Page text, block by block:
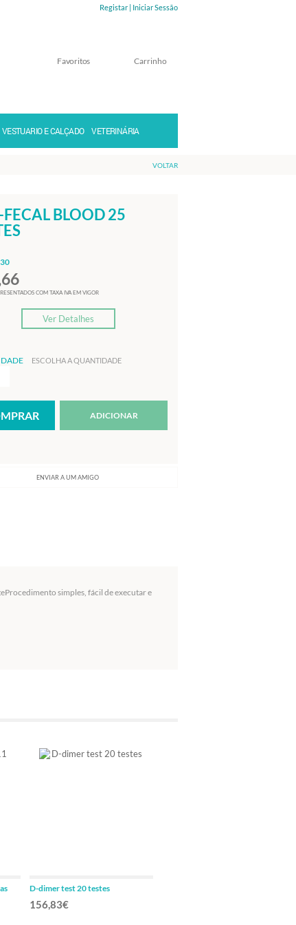
Registar | Iniciar Sessão
Carrinho
Favoritos
VESTUARIO E CALÇADO VETERINÁRIA
VOLTAR
BLOOD 25
COM TAXA IVA EM VIGOR
Ver Detalhes
ESCOLHA A QUANTIDADE
ADICIONAR
ENVIAR A UM AMIGO
simples, fácil de executar e
D-dimer test 20 testes
156,83€